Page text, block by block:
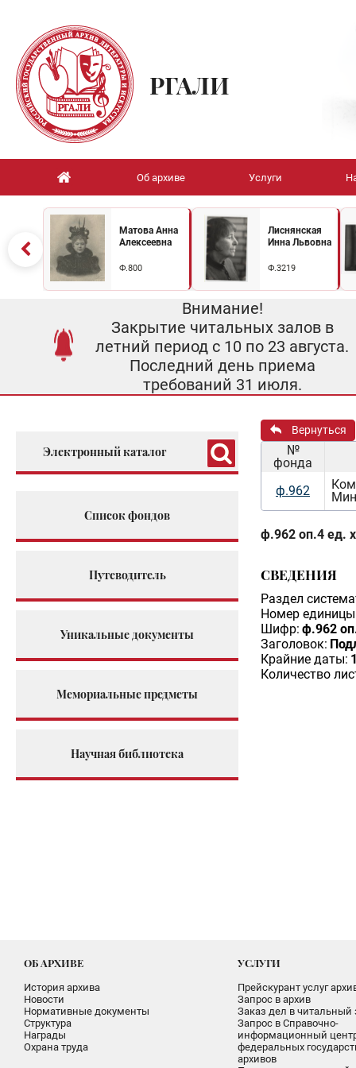
РГАЛИ
Об архиве Услуги
Матова Анна
Алексеевна
Ф.800
Лиснянская
Инна Львовна
Ф.3219
Внимание!
Закрытие читальных залов в
летний период с 10 по 23 августа.
Последний день приема
требований 31 июля.
Электронный каталог
Список фондов
Путеводитель
Уникальные документы
Мемориальные предметы
Научная библиотека
Вернуться
№
фонда
ф.962
ф.962 оп.4 ед.
СВЕДЕНИЯ
Раздел
Номер единицы
Шифр: ф.962
Заголовок:
Крайние даты:
Количество
ОБ АРХИВЕ
История архива
Новости
Нормативные документы
Структура
Награды
Охрана труда
УСЛУГИ
Прейскурант услуг
Запрос в архив
Заказ дел в читальный
Запрос в Справочно-
информационный
федеральных
архивов